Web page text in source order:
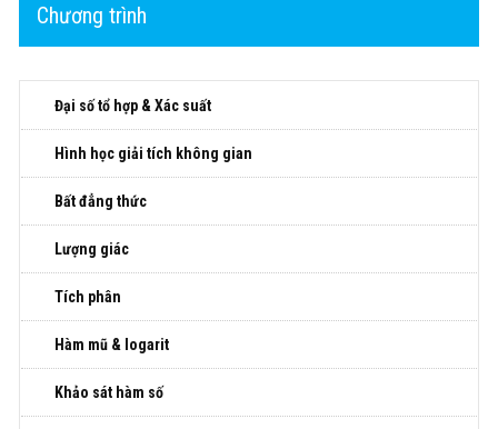
Chương trình
Đại số tổ hợp & Xác suất
Hình học giải tích không gian
Bất đẳng thức
Lượng giác
Tích phân
Hàm mũ & logarit
Khảo sát hàm số